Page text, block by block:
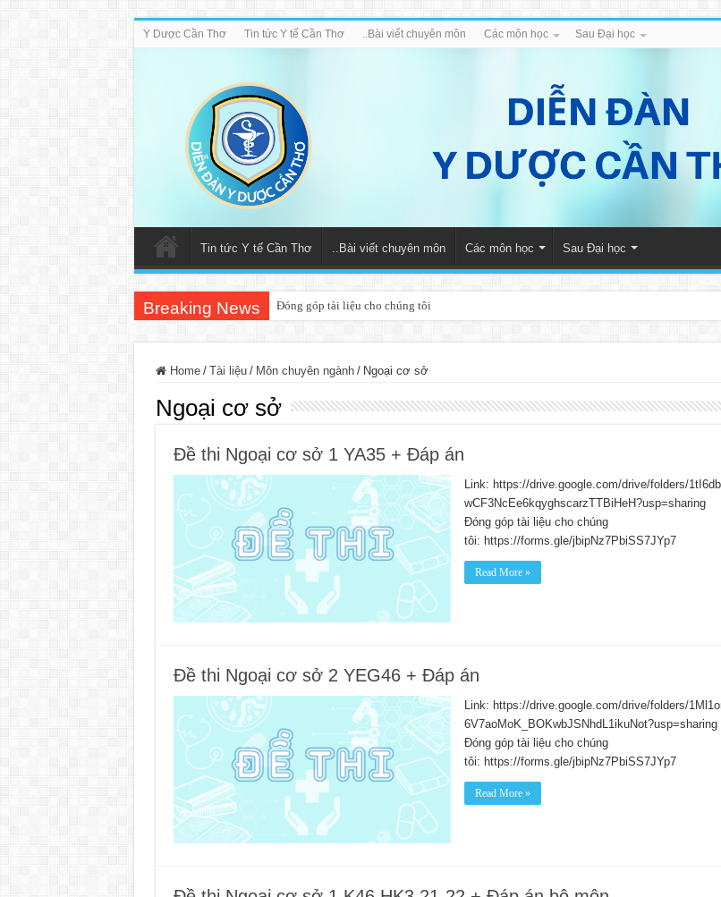
Y Dược Cần Thơ Tin tức Y tế Cần Thơ ..Bài viết chuyên môn Các môn học Sau Đại học
Tin tức Y tế Cần Thơ ..Bài viết chuyên môn Các môn học Sau Đại học
Breaking News Đóng góp tài liệu cho chúng tôi
Home / Tài liệu / Môn chuyên ngành / Ngoại cơ sở
Ngoại cơ sở
Đề thi Ngoại cơ sở 1 YA35 + Đáp án
Link: https://drive.google.com/drive/folders/
wCF3NcEe6kqyghscarzTTBiHeH?usp=sharing
Đóng góp tài liệu cho chúng
tôi: https://forms.gle/jbipNz7PbiSS7JYp7
Read More »
Đề thi Ngoại cơ sở 2 YEG46 + Đáp án
Link: https://drive.google.com/drive/folders/
6V7aoMoK_BOKwbJSNhdL1ikuNot?usp=sharing
Đóng góp tài liệu cho chúng
tôi: https://forms.gle/jbipNz7PbiSS7JYp7
Read More »